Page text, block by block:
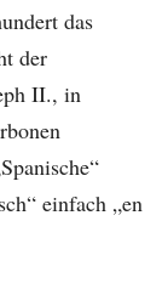
das
der
II., in
einfach „en